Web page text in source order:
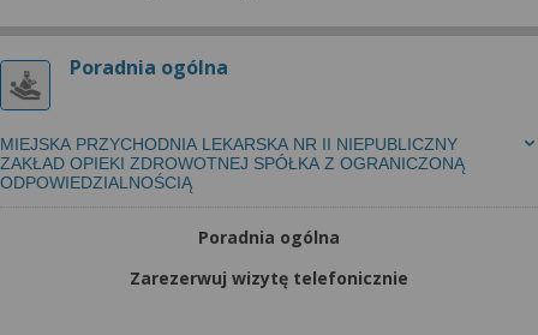
Poradnia ogólna
MIEJSKA PRZYCHODNIA LEKARSKA NR II NIEPUBLICZNY
ZAKŁAD OPIEKI ZDROWOTNEJ SPÓŁKA Z OGRANICZONĄ
ODPOWIEDZIALNOŚCIĄ
Poradnia ogólna
Zarezerwuj wizytę telefonicznie